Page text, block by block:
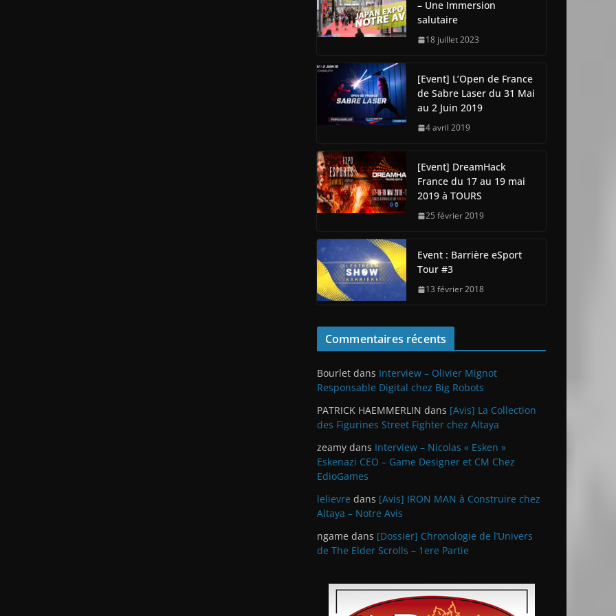
– Une Immersion
salutaire
18 juillet 2023
[Event] L’Open de France
de Sabre Laser du 31 Mai
au 2 Juin 2019
4 avril 2019
[Event] DreamHack
France du 17 au 19 mai
2019 à TOURS
25 février 2019
Event : Barrière eSport
Tour #3
13 février 2018
Commentaires récents
Bourlet dans Interview – Olivier Mignot
Responsable Digital chez Big Robots
PATRICK HAEMMERLIN dans [Avis] La Collection
des Figurines Street Fighter chez Altaya
zeamy dans Interview – Nicolas « Esken »
Eskenazi CEO – Game Designer et CM Chez
EdioGames
lelievre dans [Avis] IRON MAN à Construire chez
Altaya – Notre Avis
ngame dans [Dossier] Chronologie de l’Univers
de The Elder Scrolls – 1ere Partie